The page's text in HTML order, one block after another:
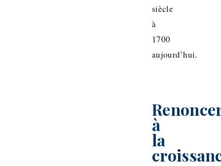
siècle
à
1700
aujourd’hui.
à
la